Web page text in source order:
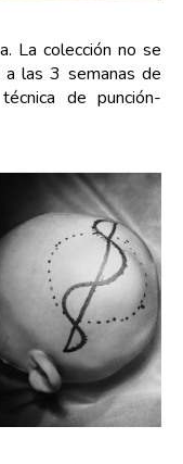
La colección no se
a las 3 semanas de
de punción-